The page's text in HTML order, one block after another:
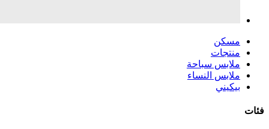
مسكن
منتجات
ملابس سباحة
ملابس النساء
بيكيني
فئات